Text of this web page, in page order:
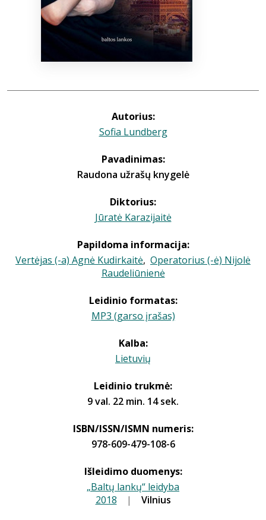
Autorius:
Sofia Lundberg
Pavadinimas:
Raudona užrašų knygelė
Diktorius:
Jūratė Karazijaitė
Papildoma informacija:
Vertėjas (-a) Agnė Kudirkaitė, Operatorius (-ė) Nijolė
Raudeliūnienė
Leidinio formatas:
MP3 (garso įrašas)
Kalba:
Lietuvių
Leidinio trukmė:
9 val. 22 min. 14 sek.
ISBN/ISSN/ISMN numeris:
978-609-479-108-6
Išleidimo duomenys:
„Baltų lankų“ leidyba
2018 | Vilnius